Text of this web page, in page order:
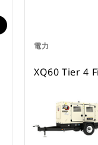
電力
XQ60 Tier 4